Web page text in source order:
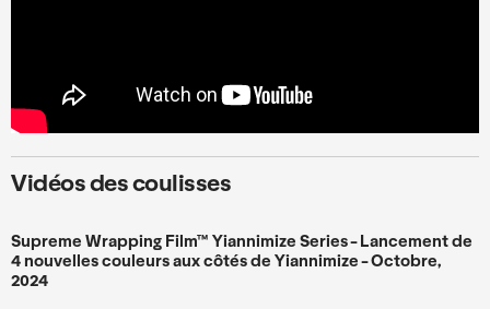
Vidéos des coulisses
Supreme Wrapping Film™ Yiannimize Series - Lancement de
4 nouvelles couleurs aux côtés de Yiannimize - Octobre,
2024